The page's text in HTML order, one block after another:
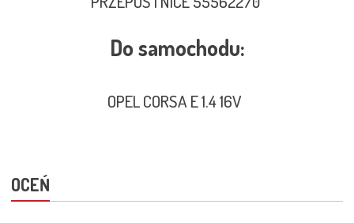
Do samochodu:
OPEL CORSA E 1.4 16V
OCEŃ